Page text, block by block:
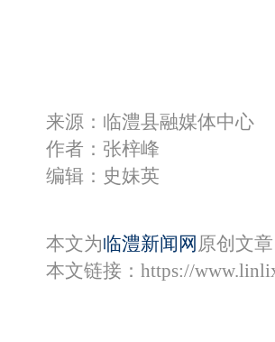
来源：临澧县融媒体中心
作者：张梓峰
编辑：史妹英
本文为临澧新闻网 原创文
本文链接： https://